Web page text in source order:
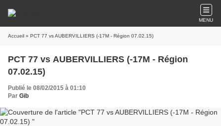
MENU
Accueil » PCT 77 vs AUBERVILLIERS (-17M - Région 07.02.15)
PCT 77 vs AUBERVILLIERS (-17M - Région
07.02.15)
Publié le 08/02/2015 à 01:10
Par Gib